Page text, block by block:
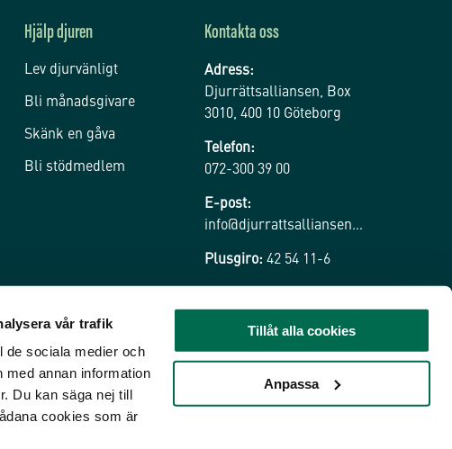
vår trafik
de sociala medier och
annan information
Du kan säga nej till
cookies som är
Tillåt alla cookies
Anpassa
Hjälp djuren
Lev djurvänligt
Bli månadsgivare
Skänk en gåva
Bli stödmedlem
Kontakta oss
Adress:
Djurrättsalliansen, Box
3010, 400 10 Göteborg
Telefon:
072-300 39 00
E-post:
info@djurrattsalliansen.se
Plusgiro: 42 54 11-6